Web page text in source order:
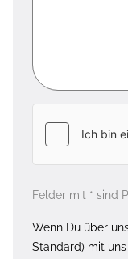
Felder mit * sind
Wenn Du über
Standard) mit